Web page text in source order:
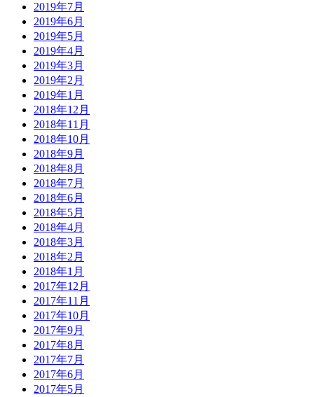
2019年7月
2019年6月
2019年5月
2019年4月
2019年3月
2019年2月
2019年1月
2018年12月
2018年11月
2018年10月
2018年9月
2018年8月
2018年7月
2018年6月
2018年5月
2018年4月
2018年3月
2018年2月
2018年1月
2017年12月
2017年11月
2017年10月
2017年9月
2017年8月
2017年7月
2017年6月
2017年5月